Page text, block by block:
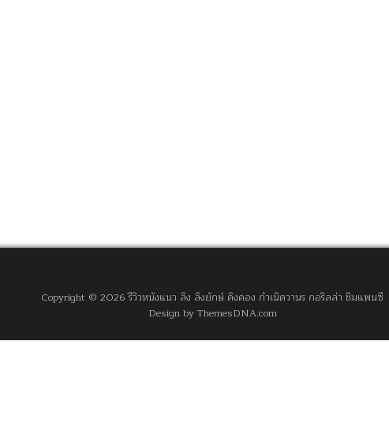
Copyright © 2026 รีวิวหนังแนว ลิง ลิงยักษ์ คิงคอง กำเนิดวานร กอริลล่า ชิมแพนซี
Design by ThemesDNA.com